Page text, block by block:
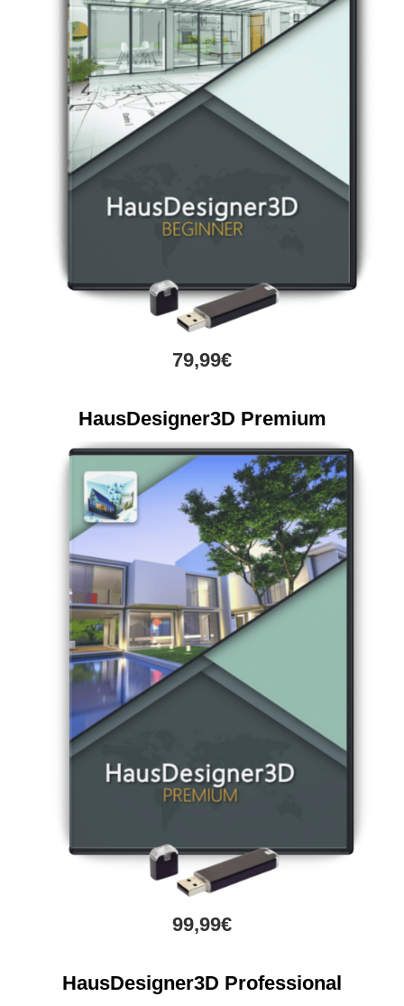
79,99€
HausDesigner3D Premium
99,99€
HausDesigner3D Professional